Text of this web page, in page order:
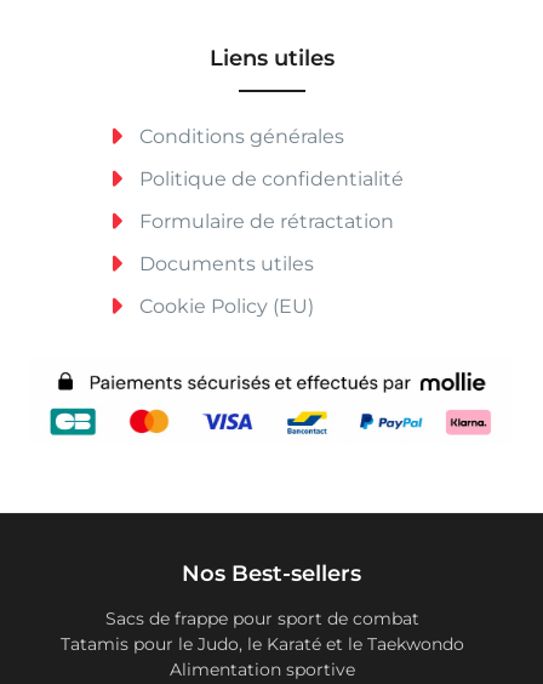
Liens utiles
Conditions générales
Politique de confidentialité
Formulaire de rétractation
Documents utiles
Cookie Policy (EU)
Nos Best-sellers
Sacs de frappe pour sport de combat
Tatamis pour le Judo, le Karaté et le Taekwondo
Alimentation sportive